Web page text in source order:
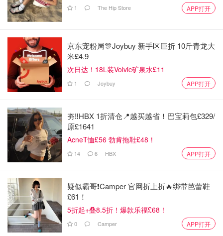
逼伦敦！
英国拟设新市政税等级！部分家庭或
省钱君
2025年四分之三的英国汽车盗窃案未
《真爱至上》被炮轰“三观有问题”：会
1 The Hip Store APP打开
京东宠粉局🎊Joybuy 新手区巨折 10斤青龙大
米£4.9
次日达！18L装Volvic矿泉水£11
1 Joybuy APP打开
夯‼️HBX 1折清仓📍越买越省！巴宝莉包£329/
原£1641
AcneT恤£56 勃肯拖鞋£48！
14 6 HBX APP打开
疑似霸哥❗️Camper 官网折上折🔥绑带芭蕾鞋
£61！
5折起+叠8.5折！爆款乐福£68！
0 Camper APP打开